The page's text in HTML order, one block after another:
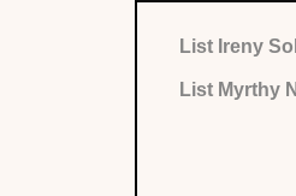
List Ireny
List Myrthy